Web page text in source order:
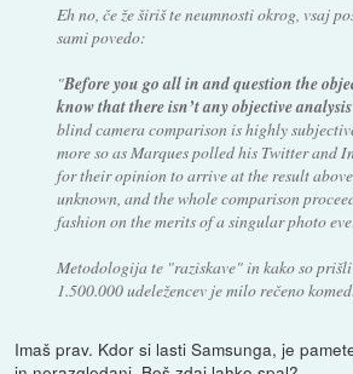
Eh no, če že širiš te neumnosti okrog, vsaj
sami povedo:
"Before you go all in and question the
know that there isn’t any objective
blind camera comparison is highly
more so as Marques polled his Twitter and
for their opinion to arrive at the result
unknown, and the whole comparison
fashion on the merits of a singular photo
Metodologija te "raziskave" in kako so
1.500.000 udeležencev je milo rečeno
Imaš prav. Kdor si lasti Samsunga, je